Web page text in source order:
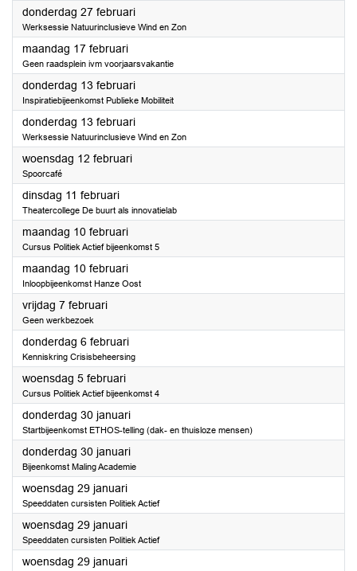
donderdag 27 februari2025
Werksessie Natuurinclusieve Wind en Zon
maandag 17 februari2025
Geen raadsplein ivm voorjaarsvakantie
donderdag 13 februari2025
Inspiratiebijeenkomst Publieke Mobiliteit
donderdag 13 februari2025
Werksessie Natuurinclusieve Wind en Zon
woensdag 12 februari2025
Spoorcafé
dinsdag 11 februari2025
Theatercollege De buurt als innovatielab
maandag 10 februari2025
Cursus Politiek Actief bijeenkomst 5
maandag 10 februari2025
Inloopbijeenkomst Hanze Oost
vrijdag 7 februari2025
Geen werkbezoek
donderdag 6 februari2025
Kenniskring Crisisbeheersing
woensdag 5 februari2025
Cursus Politiek Actief bijeenkomst 4
donderdag 30 januari2025
Startbijeenkomst ETHOS-telling (dak- en thuisloze mensen)
donderdag 30 januari2025
Bijeenkomst Maling Academie
woensdag 29 januari2025
Speeddaten cursisten Politiek Actief
woensdag 29 januari2025
Speeddaten cursisten Politiek Actief
woensdag 29 januari2025